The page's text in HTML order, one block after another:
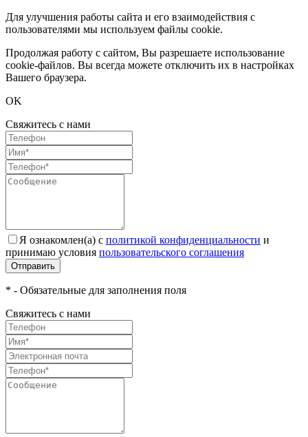
Для улучшения работы сайта и его взаимодействия с
пользователями мы используем файлы cookie.
Продолжая работу с сайтом, Вы разрешаете использование
cookie-файлов. Вы всегда можете отключить их в настройках
Вашего браузера.
OK
Свяжитесь с нами
Я ознакомлен(а) с политикой конфиденциальности и
принимаю условия пользовательского соглашения
Отправить
* - Обязательные для заполнения поля
Свяжитесь с нами